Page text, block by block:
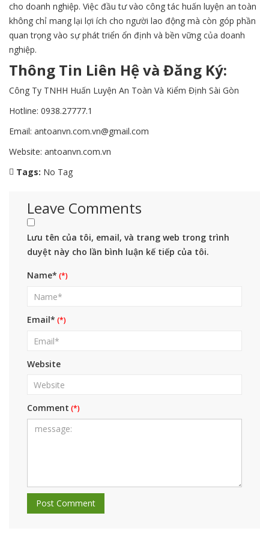
cho doanh nghiệp. Việc đầu tư vào công tác huấn luyện an toàn
không chỉ mang lại lợi ích cho người lao động mà còn góp phần
quan trọng vào sự phát triển ổn định và bền vững của doanh
nghiệp.
Thông Tin Liên Hệ và Đăng Ký:
Công Ty TNHH Huấn Luyện An Toàn Và Kiểm Định Sài Gòn
Hotline: 0938.27777.1
Email: antoanvn.com.vn@gmail.com
Website: antoanvn.com.vn
Tags: No Tag
Leave Comments
Lưu tên của tôi, email, và trang web trong trình
duyệt này cho lần bình luận kế tiếp của tôi.
Name*
Email*
Website
Comment